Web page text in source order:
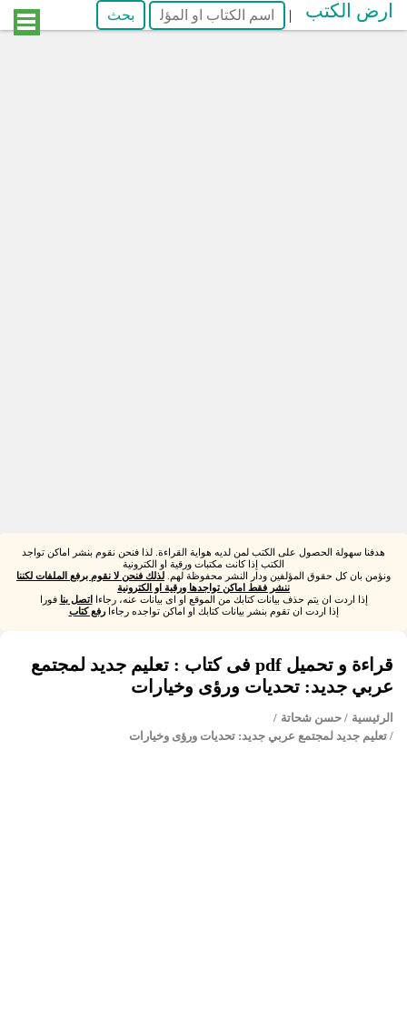
ارض الكتب |
هدفنا سهولة الحصول على الكتب لمن لديه هواية القراءة. لذا فنحن نقوم بنشر اماكن تواجد
الكتب إذا كانت مكتبات ورقية او الكترونية
ونؤمن بان كل حقوق المؤلفين ودار النشر محفوظة لهم. لذلك فنحن لا نقوم برفع الملفات لكننا
ننشر فقط اماكن تواجدها ورقية او الكترونية
إذا اردت ان يتم حذف بيانات كتابك من الموقع او اى بيانات عنه، رجاءااتصل بنا فورا
إذا اردت ان تقوم بنشر بيانات كتابك او اماكن تواجده رجاءارفع كتاب
قراءة و تحميل pdf فى كتاب : تعليم جديد لمجتمع
عربي جديد: تحديات ورؤى وخيارات
الرئيسية / حسن شحاتة /
/ تعليم جديد لمجتمع عربي جديد: تحديات ورؤى وخيارات